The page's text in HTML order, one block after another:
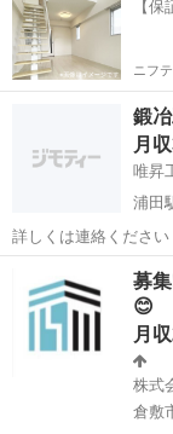
【
ニフ
鍛
月
唯昇
浦田
詳しくは連絡ください
倉敷市
募
😊
月
株式
倉敷